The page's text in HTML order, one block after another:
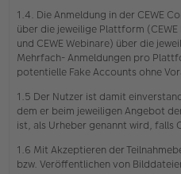
1.4. Die Anmeldung in der CEWE
über die jeweilige Plattform
und CEWE Webinare) über die
Mehrfach- Anmeldungen pro
potentielle Fake Accounts ohne
1.5 Der Nutzer ist damit
dem er beim jeweiligen Angebot
ist, als Urheber genannt wird, falls
1.6 Mit Akzeptieren der
bzw. Veröffentlichen von